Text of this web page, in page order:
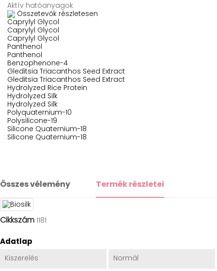
Aktív hatóanyagok
Összetevők részletesen
Caprylyl Glycol
Caprylyl Glycol
Caprylyl Glycol
Panthenol
Panthenol
Benzophenone-4
Gleditsia Triacanthos Seed Extract
Gleditsia Triacanthos Seed Extract
Hydrolyzed Rice Protein
Hydrolyzed Silk
Hydrolyzed Silk
Polyquaternium-10
Polysilicone-19
Silicone Quaternium-18
Silicone Quaternium-18
Összes vélemény Termék részletei
Cikkszám 1181
Adatlap
Kiszerelés Normál